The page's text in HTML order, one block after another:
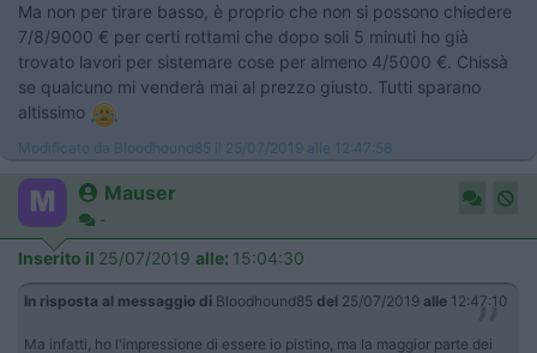
Ma non per tirare basso, è proprio che non si possono chiedere
7/8/9000 € per certi rottami che dopo soli 5 minuti ho già
trovato lavori per sistemare cose per almeno 4/5000 €. Chissà
se qualcuno mi venderà mai al prezzo giusto. Tutti sparano
altissimo
Modificato da Bloodhound85 il 25/07/2019 alle 12:47:58
Mauser
-
Inserito il 25/07/2019 alle: 15:04:30
In risposta al messaggio di Bloodhound85 del 25/07/2019 alle 12:47:10
Ma infatti, ho l'impressione di essere io pistino, ma la maggior parte dei